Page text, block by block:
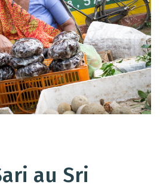
au Sri